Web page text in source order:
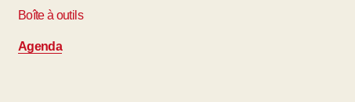
Boîte à outils
Agenda